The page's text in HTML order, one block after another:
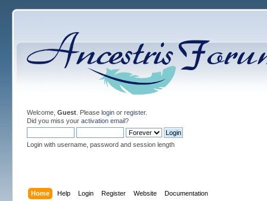
Welcome, Guest. Please loginor register.
Did you miss your activation email?
Login with username, password and session length
Home Help Login Register Website Documentation